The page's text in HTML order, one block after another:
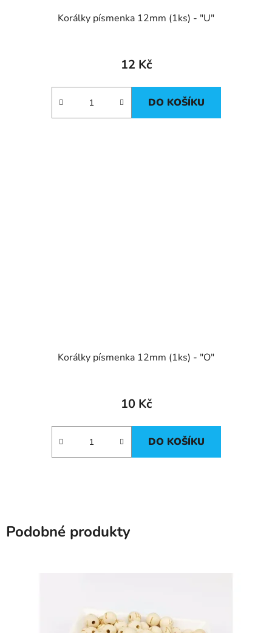
Korálky písmenka 12mm (1ks) - "U"
12 Kč
DO KOŠÍKU
Korálky písmenka 12mm (1ks) - "O"
10 Kč
DO KOŠÍKU
Podobné produkty